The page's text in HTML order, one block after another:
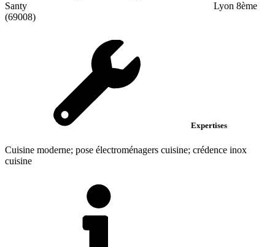
Santy
Lyon 8ème
(69008)
Expertises
Cuisine moderne; pose électroménagers cuisine; crédence inox
cuisine